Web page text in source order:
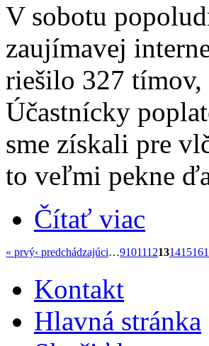
V sobotu
zaujímavej
riešilo 327
Účastnícky
sme získali pre
to veľmi pekne
Čítať viac
« prvý‹ predchádzajúci…910111213141516
Kontakt
Hlavná stránka